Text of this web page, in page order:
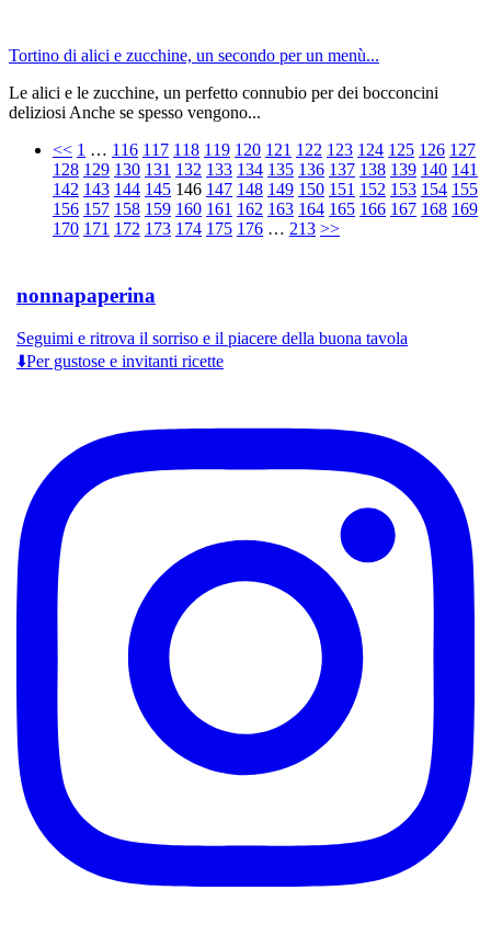
Tortino di alici e zucchine, un secondo per un menù...
Le alici e le zucchine, un perfetto connubio per dei bocconcini
deliziosi Anche se spesso vengono...
<< 1 … 116 117 118 119 120 121 122 123 124 125 126 127
128 129 130 131 132 133 134 135 136 137 138 139 140 141
142 143 144 145 146 147 148 149 150 151 152 153 154 155
156 157 158 159 160 161 162 163 164 165 166 167 168 169
170 171 172 173 174 175 176 … 213 >>
nonnapaperina
Seguimi e ritrova il sorriso e il piacere della buona tavola
⬇️Per gustose e invitanti ricette